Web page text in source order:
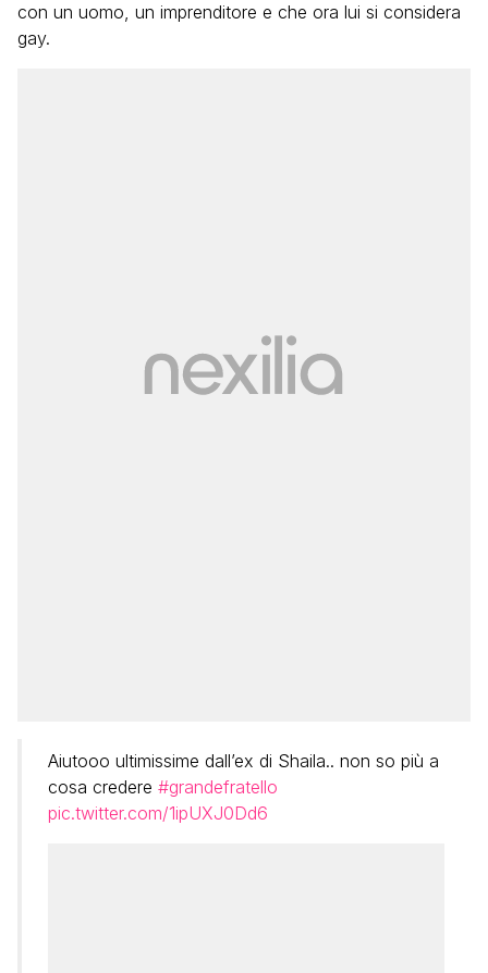
con un uomo, un imprenditore e che ora lui si considera
gay.
Aiutooo ultimissime dall’ex di Shaila.. non so più a
cosa credere #grandefratello
pic.twitter.com/1ipUXJ0Dd6